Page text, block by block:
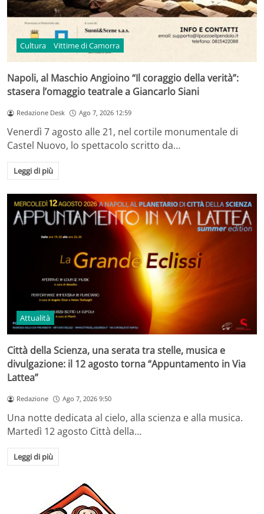
Cultura Vittime di Camorra
Napoli, al Maschio Angioino “Il coraggio della verità”:
stasera l’omaggio teatrale a Giancarlo Siani
Redazione Desk Ago 7, 2026 12:59
Venerdì 7 agosto alle 21, nel cortile monumentale di
Castel Nuovo, lo spettacolo scritto da…
Leggi di più
Attualità
Città della Scienza, una serata tra stelle, musica e
divulgazione: il 12 agosto torna “Appuntamento in Via
Lattea”
Redazione Ago 7, 2026 9:50
Una notte dedicata al cielo, alla scienza e alla musica.
Martedì 12 agosto Città della…
Leggi di più